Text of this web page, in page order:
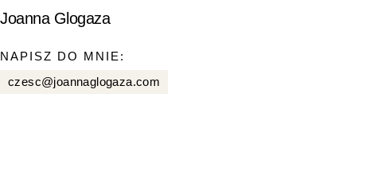
Joanna Glogaza
NAPISZ DO MNIE:
czesc@joannaglogaza.com